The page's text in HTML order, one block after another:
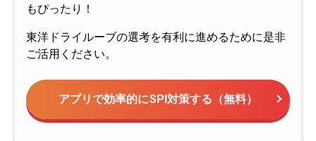
もぴったり！
東洋ドライルーブの選考を有利に進めるために是非
ご活用ください。
アプリで効率的にSPI対策する（無料）